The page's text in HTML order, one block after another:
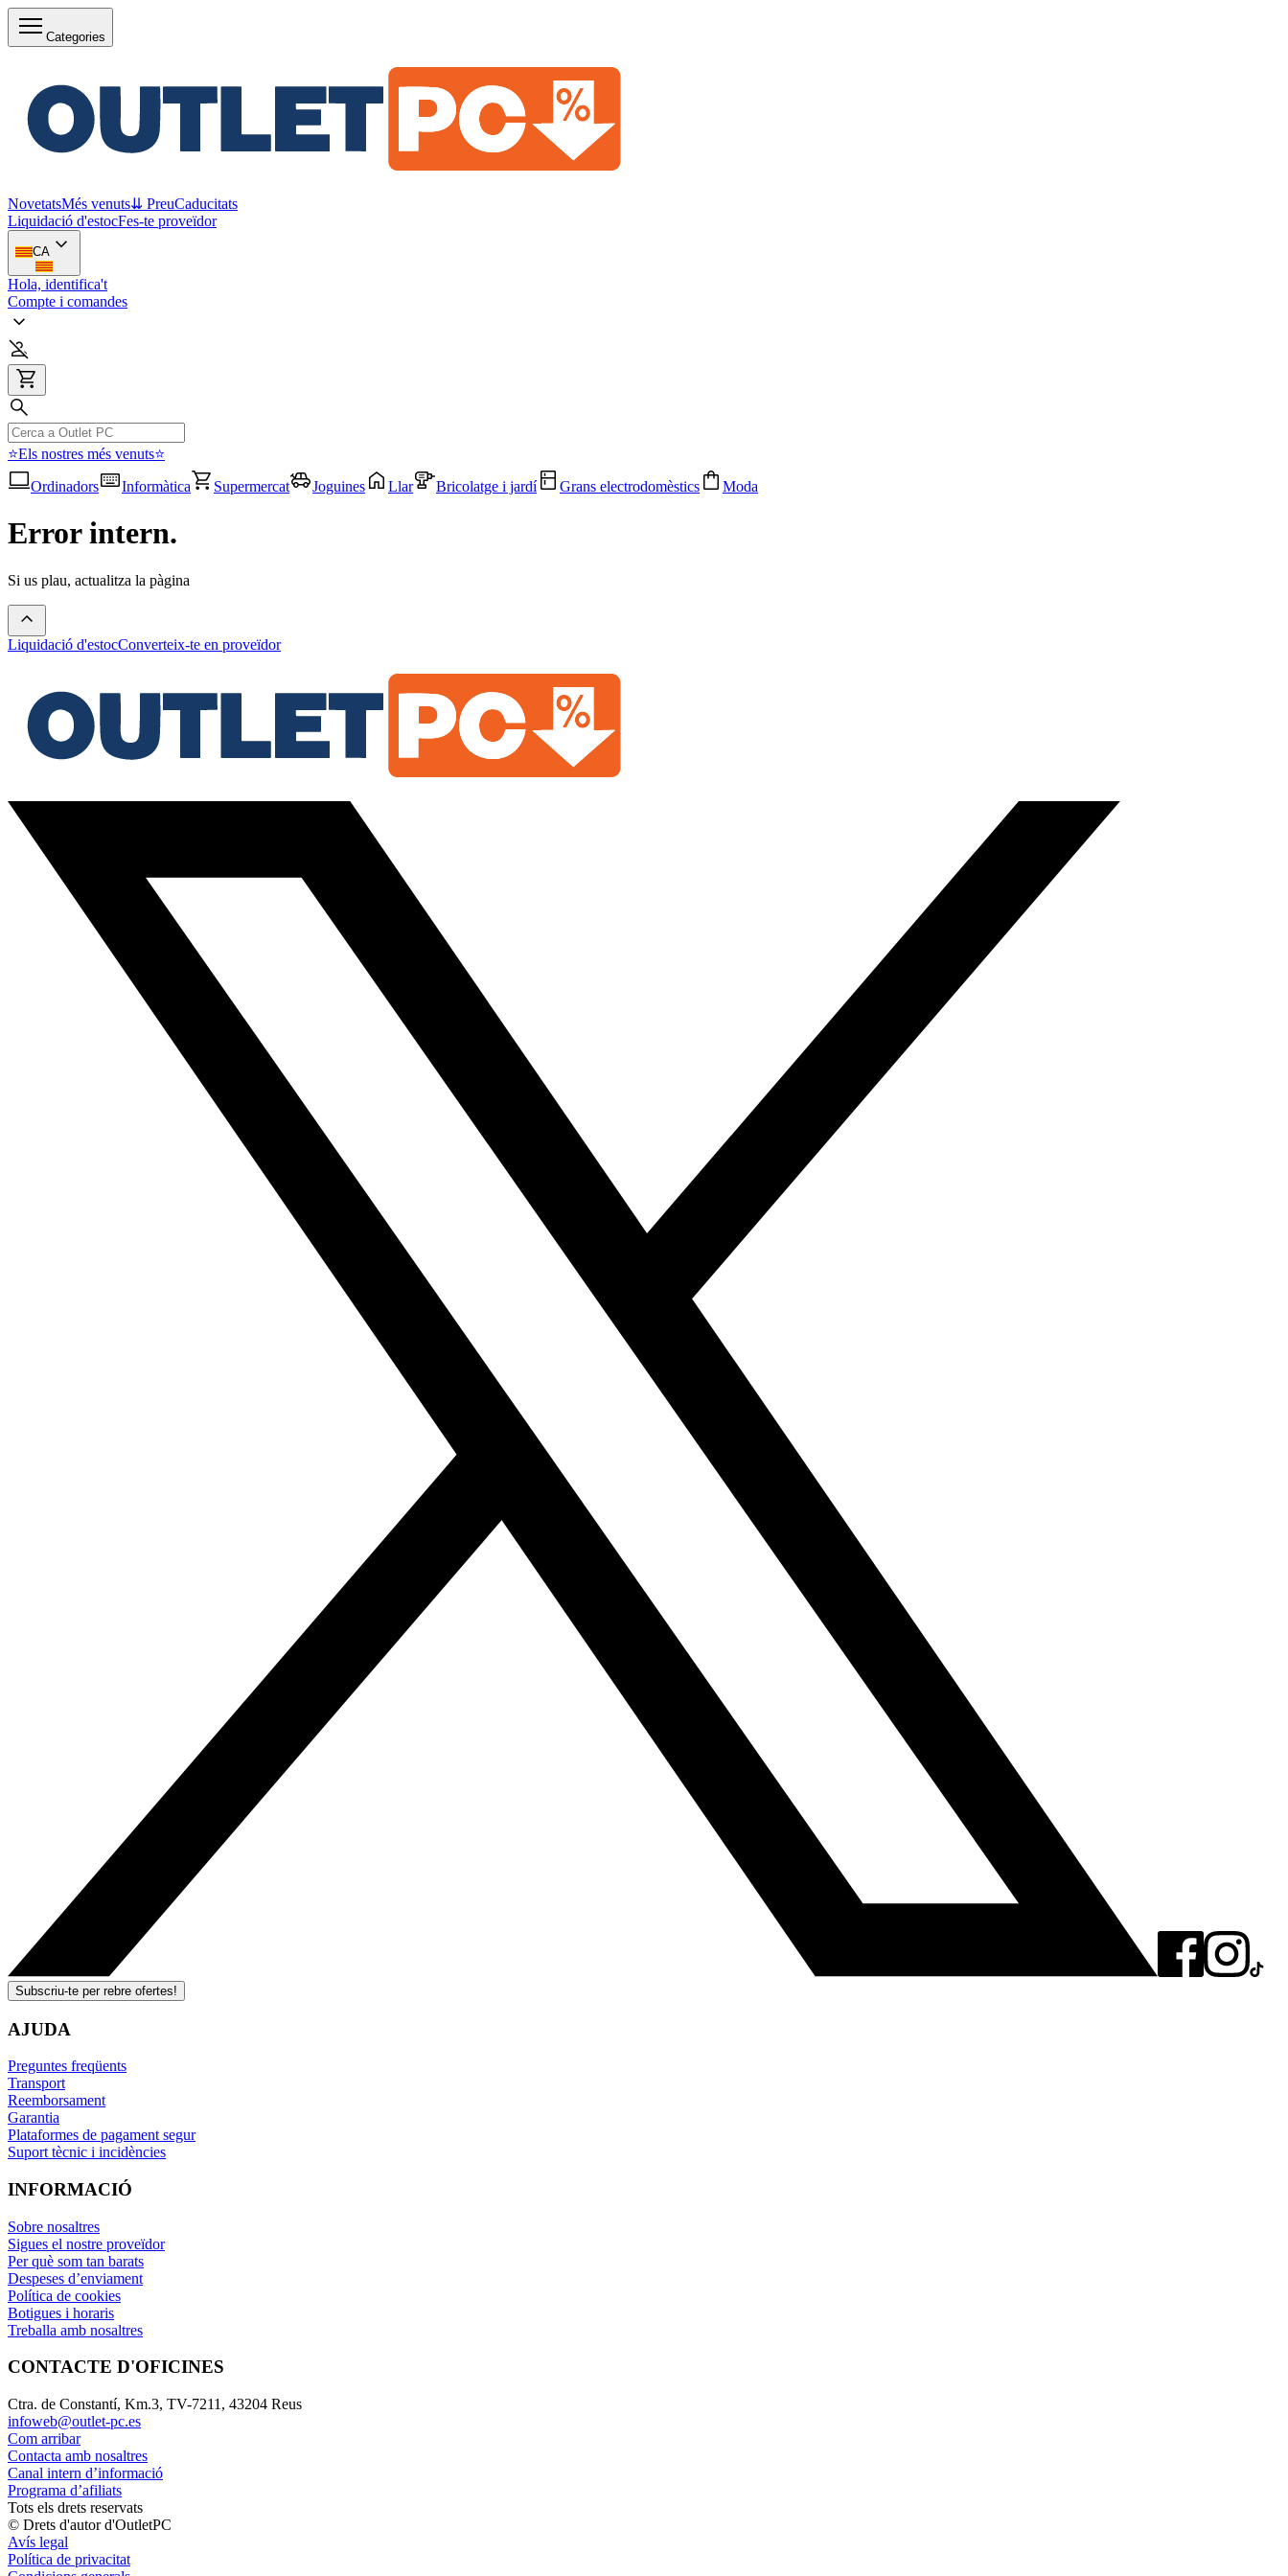
Categories
NovetatsMés venuts⇊ PreuCaducitats
Liquidació d'estocFes-te proveïdor
CA
Hola, identifica't
Compte i comandes
⭐Els nostres més venuts⭐
Ordinadors
Informàtica Supermercat Joguines Llar Bricolatge i jardí Grans electrodomèstics Moda
Error intern.
Si us plau, actualitza la pàgina
Liquidació d'estocConverteix-te en proveïdor
Subscriu-te per rebre ofertes!
AJUDA
Preguntes freqüents
Transport
Reemborsament
Garantia
Plataformes de pagament segur
Suport tècnic i incidències
INFORMACIÓ
Sobre nosaltres
Sigues el nostre proveïdor
Per què som tan barats
Despeses d’enviament
Política de cookies
Botigues i horaris
Treballa amb nosaltres
CONTACTE D'OFICINES
Ctra. de Constantí, Km.3, TV-7211, 43204 Reus
infoweb@outlet-pc.es
Com arribar
Contacta amb nosaltres
Canal intern d’informació
Programa d’afiliats
Tots els drets reservats
© Drets d'autor d'OutletPC
Avís legal
Política de privacitat